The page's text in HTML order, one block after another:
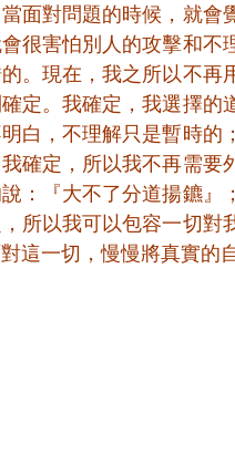
面對問題的時候，就會
很害怕別人的攻擊和不
。現在，我之所以不再
定。我確定，我選擇的
白，不理解只是暫時的
確定，所以我不再需要
：『大不了分道揚鑣』
所以我可以包容一切對
這一切，慢慢將真實的